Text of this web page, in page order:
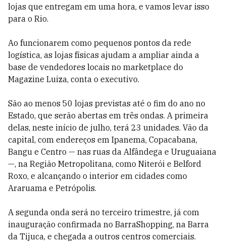
lojas que entregam em uma hora, e vamos levar isso
para o Rio.
Ao funcionarem como pequenos pontos da rede
logística, as lojas físicas ajudam a ampliar ainda a
base de vendedores locais no marketplace do
Magazine Luiza, conta o executivo.
São ao menos 50 lojas previstas até o fim do ano no
Estado, que serão abertas em três ondas. A primeira
delas, neste início de julho, terá 23 unidades. Vão da
capital, com endereços em Ipanema, Copacabana,
Bangu e Centro — nas ruas da Alfândega e Uruguaiana
—, na Região Metropolitana, como Niterói e Belford
Roxo, e alcançando o interior em cidades como
Araruama e Petrópolis.
A segunda onda será no terceiro trimestre, já com
inauguração confirmada no BarraShopping, na Barra
da Tijuca, e chegada a outros centros comerciais.